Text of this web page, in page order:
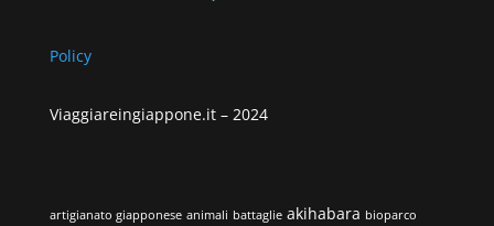
Policy
Viaggiareingiappone.it – 2024
artigianato giapponese animali battaglie akihabara bioparco